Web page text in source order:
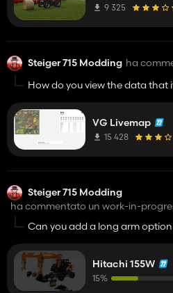
9 325
Steiger 715 Modding ha
How do you view the data that
VG Livemap
15 428
Steiger 715 Modding
ha commentato un work-in-
Can you add a long arm
Hitachi 155W
15%